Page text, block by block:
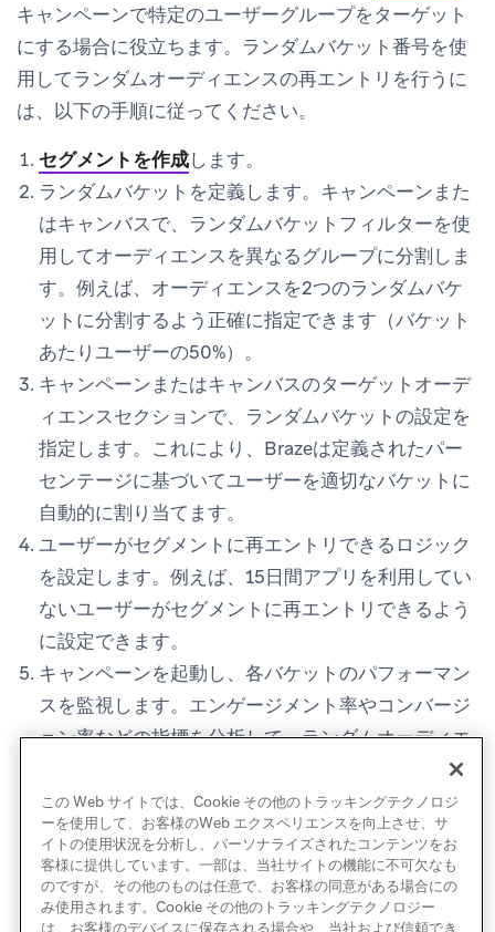
キャンペーンで特定のユーザーグループをターゲット
にする場合に役立ちます。ランダムバケット番号を使
用してランダムオーディエンスの再エントリを行うに
は、以下の手順に従ってください。
セグメントを作成します。
ランダムバケットを定義します。キャンペーンまた
はキャンバスで、ランダムバケットフィルターを使
用してオーディエンスを異なるグループに分割しま
す。例えば、オーディエンスを2つのランダムバケ
ットに分割するよう正確に指定できます（バケット
あたりユーザーの50%）。
キャンペーンまたはキャンバスのターゲットオーデ
ィエンスセクションで、ランダムバケットの設定を
指定します。これにより、Brazeは定義されたパー
センテージに基づいてユーザーを適切なバケットに
自動的に割り当てます。
ユーザーがセグメントに再エントリできるロジック
を設定します。例えば、15日間アプリを利用してい
ないユーザーがセグメントに再エントリできるよう
に設定できます。
キャンペーンを起動し、各バケットのパフォーマン
スを監視します。エンゲージメント率やコンバージ
ョン率などの指標を分析して、ランダムオーディエ
ンスの再エントリがユースケースにどの程度効果的
かを判断できます。
この Web サイトでは、Cookie その他のトラッキングテクノロジ
ーを使用して、お客様のWeb エクスペリエンスを向上させ、サ
イトの使用状況を分析し、パーソナライズされたコンテンツをお
客様に提供しています。一部は、当社サイトの機能に不可欠なも
のですが、その他のものは任意で、お客様の同意がある場合にの
み使用されます。Cookie その他のトラッキングテクノロジー